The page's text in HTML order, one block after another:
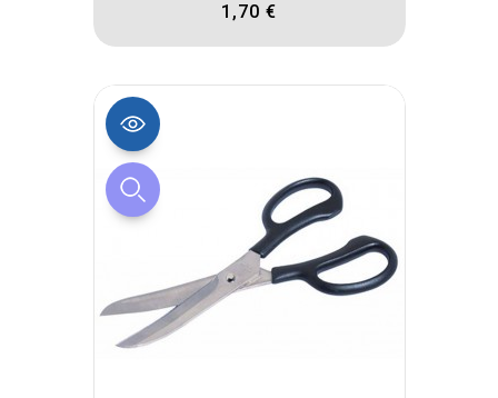
1,70 €